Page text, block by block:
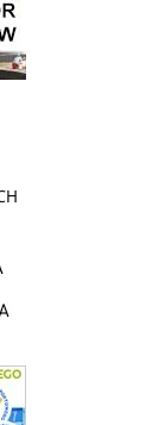
Wieliczka